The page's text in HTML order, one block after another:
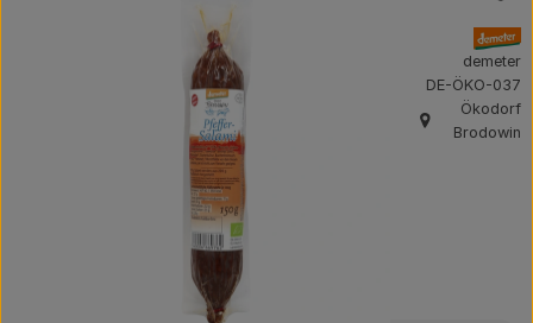
, Verband:
demeter
, Kontrollstelle:
DE-ÖKO-037
, Herkunft:
Ökodorf
Brodowin